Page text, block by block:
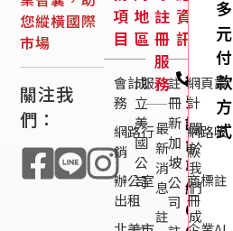
您縱橫國際
市場
關注我
們：
項
目
會計服
務
網頁設
計
網路行
銷
網路收
款
辦公室
出租
商標註
冊
地
區
成
立
美
國
公
司
註
冊
新
加
坡
公
司
註
冊
服
務
最
新
消
息
關
於
我
們
註
成
資
訊
免
費
諮
詢
專
線：
0800-
多
元
付
款
方
式